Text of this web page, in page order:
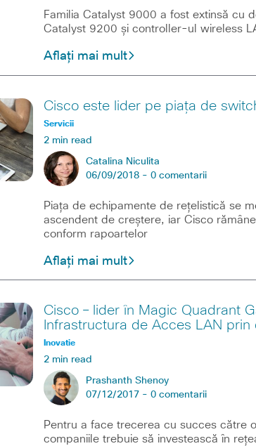
Familia Catalyst 9000 a fost extinsă cu
Catalyst 9200 și controller-ul wireless
Aflați mai mult
Cisco este lider pe piața de
Servicii
2 min read
Catalina Niculita
06/09/2018 - 0 comentarii
Piața de echipamente de rețelistică se
ascendent de creștere, iar Cisco
conform rapoartelor
Aflați mai mult
Cisco – lider în Magic Quadrant
Infrastructura de Acces LAN prin
Inovatie
2 min read
Prashanth Shenoy
07/12/2017 - 0 comentarii
Pentru a face trecerea cu succes către
companiile trebuie să investească în